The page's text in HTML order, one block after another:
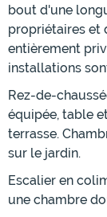
bout d'une
propriétaires et
entièrement
installations
Rez-de-
équipée, table
terrasse.
sur le jardin.
Escalier en
une chambre